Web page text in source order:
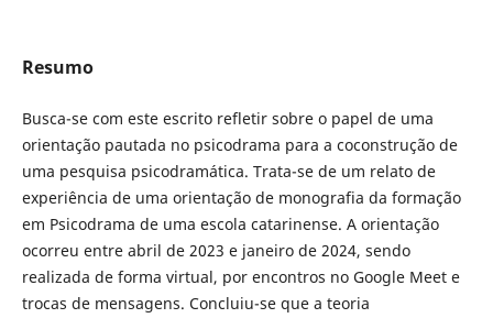
Resumo
Busca-se com este escrito refletir sobre o papel de uma
orientação pautada no psicodrama para a coconstrução de
uma pesquisa psicodramática. Trata-se de um relato de
experiência de uma orientação de monografia da formação
em Psicodrama de uma escola catarinense. A orientação
ocorreu entre abril de 2023 e janeiro de 2024, sendo
realizada de forma virtual, por encontros no Google Meet e
trocas de mensagens. Concluiu-se que a teoria